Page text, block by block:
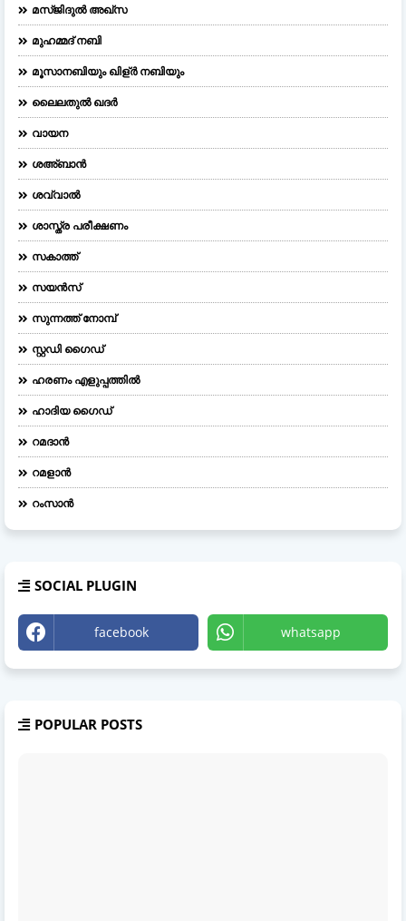
മസ്ജിദുല്‍ അഖ്‌സ
മുഹമ്മദ് നബി
മൂസാനബിയും ഖിള്ർ നബിയും
ലൈലതുല്‍ ഖദര്‍
വായന
ശഅ്ബാൻ
ശവ്വാൽ
ശാസ്ത്ര പരീക്ഷണം
സകാത്ത്
സയൻസ്
സുന്നത്ത് നോമ്പ്
സ്റ്റഡി ഗൈഡ്
ഹരണം എളുപ്പത്തിൽ
ഹാദിയ ഗൈഡ്
റമദാൻ
റമളാൻ
റംസാൻ
SOCIAL PLUGIN
facebook whatsapp
POPULAR POSTS